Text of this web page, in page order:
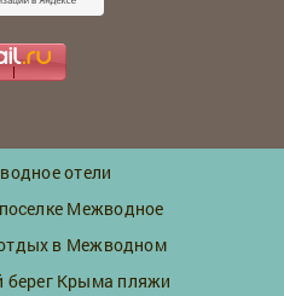
отели
Межводное
в Межводном
берег Крыма пляжи